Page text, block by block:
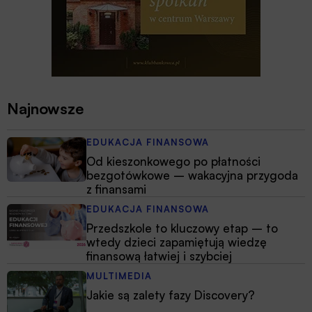
Najnowsze
EDUKACJA FINANSOWA
Od kieszonkowego po płatności
bezgotówkowe – wakacyjna przygoda
z finansami
EDUKACJA FINANSOWA
Przedszkole to kluczowy etap – to
wtedy dzieci zapamiętują wiedzę
finansową łatwiej i szybciej
MULTIMEDIA
Jakie są zalety fazy Discovery?